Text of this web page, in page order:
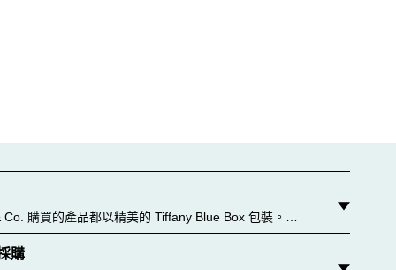
購買的產品都以精美的 Tiffany Blue Box 包裝。這
可追溯至 1886 年，儘管如此，今天所有藍盒和紙袋都
紙張和可回收物料製成。 了解更多
購